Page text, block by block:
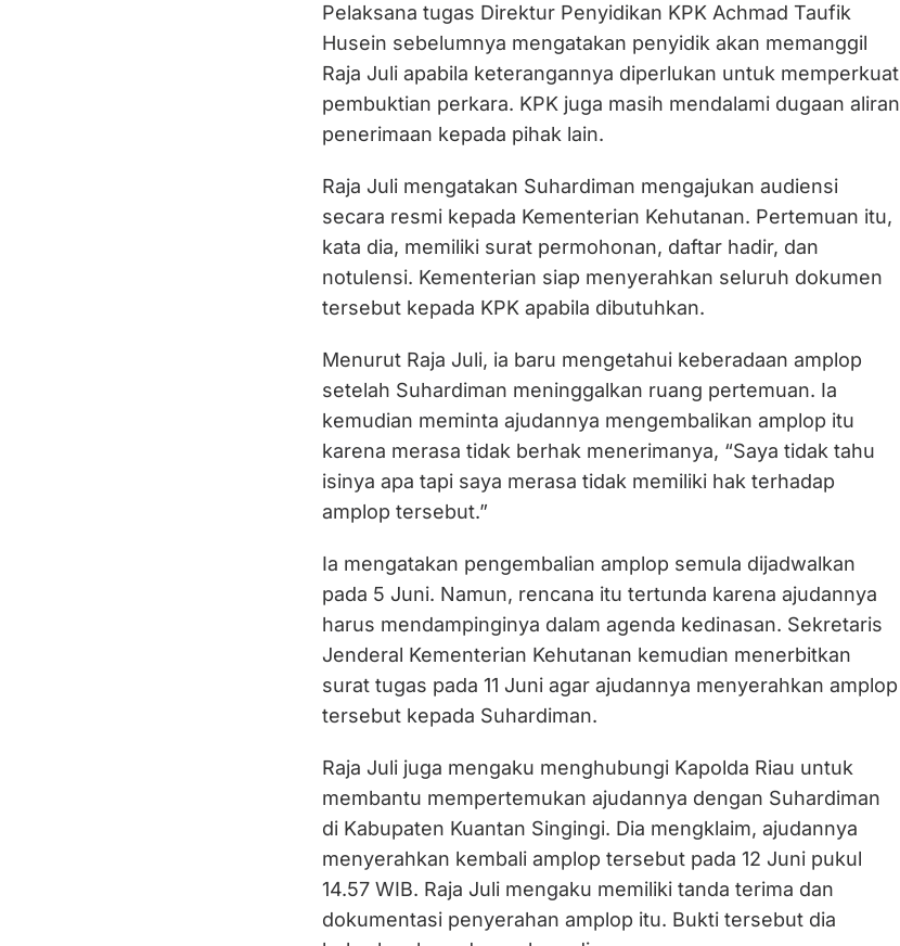
Pelaksana tugas Direktur Penyidikan KPK Achmad Taufik
Husein sebelumnya mengatakan penyidik akan memanggil
Raja Juli apabila keterangannya diperlukan untuk memperkuat
pembuktian perkara. KPK juga masih mendalami dugaan aliran
penerimaan kepada pihak lain.
Raja Juli mengatakan Suhardiman mengajukan audiensi
secara resmi kepada Kementerian Kehutanan. Pertemuan itu,
kata dia, memiliki surat permohonan, daftar hadir, dan
notulensi. Kementerian siap menyerahkan seluruh dokumen
tersebut kepada KPK apabila dibutuhkan.
Menurut Raja Juli, ia baru mengetahui keberadaan amplop
setelah Suhardiman meninggalkan ruang pertemuan. Ia
kemudian meminta ajudannya mengembalikan amplop itu
karena merasa tidak berhak menerimanya, “Saya tidak tahu
isinya apa tapi saya merasa tidak memiliki hak terhadap
amplop tersebut.”
Ia mengatakan pengembalian amplop semula dijadwalkan
pada 5 Juni. Namun, rencana itu tertunda karena ajudannya
harus mendampinginya dalam agenda kedinasan. Sekretaris
Jenderal Kementerian Kehutanan kemudian menerbitkan
surat tugas pada 11 Juni agar ajudannya menyerahkan amplop
tersebut kepada Suhardiman.
Raja Juli juga mengaku menghubungi Kapolda Riau untuk
membantu mempertemukan ajudannya dengan Suhardiman
di Kabupaten Kuantan Singingi. Dia mengklaim, ajudannya
menyerahkan kembali amplop tersebut pada 12 Juni pukul
14.57 WIB. Raja Juli mengaku memiliki tanda terima dan
dokumentasi penyerahan amplop itu. Bukti tersebut dia